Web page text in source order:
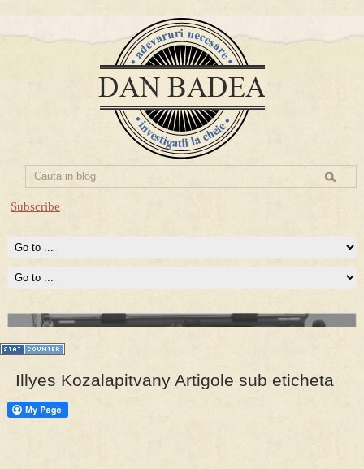
Subscribe
PRESA
Permise pentru vânătoarea de porci în costume, cu gulere albe
Prima mea carte publicata (Nemira)
Averea Presedintelui: prima lucrare despre controversatele
conturi secrete ale Securitatii.
Illyes Kozalapitvany Artigole sub eticheta